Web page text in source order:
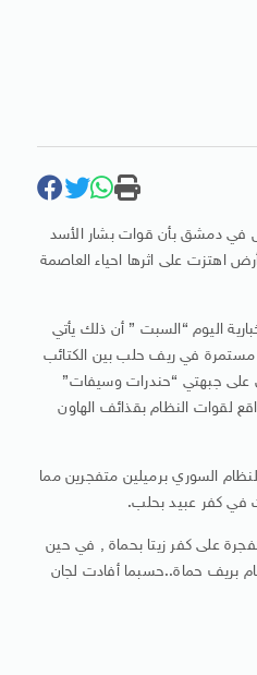
في دمشق بأن قوات بشار الأسد
على اثرها احياء العاصمة
اليوم “السبت ” أن ذلك يأتي
مستمرة في ريف حلب بين الكتائب
على جبهتي “حندرات وسيفات”
لقوات النظام بقذائف الهاون
السوري برميلين متفجرين مما
في كفر عبيد بحلب.
على كفر زيتا بحماة , في حين
بريف حماة..حسبما أفادت لجان